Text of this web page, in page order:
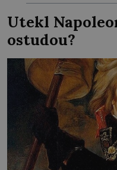
kus nosu odsekl.
skutečnosti ani
nenechá – od
[…]
Utekl
ostudou?